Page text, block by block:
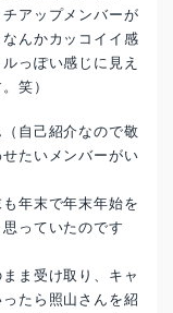
アップメンバーが
んかカッコイイ感
っぽい感じに見え
笑）
自己紹介なので敬
たいメンバーがい
年末で年末年始を
っていたのです
ま受け取り、キャ
たら照山さんを紹